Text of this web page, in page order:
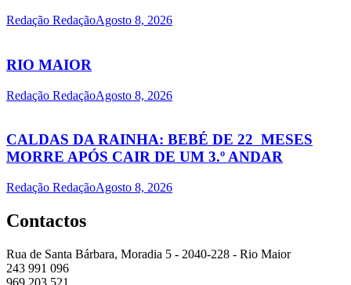
Redação RedaçãoAgosto 8, 2026
RIO MAIOR
Redação RedaçãoAgosto 8, 2026
CALDAS DA RAINHA: BEBÉ DE 22 MESES
MORRE APÓS CAIR DE UM 3.º ANDAR
Redação RedaçãoAgosto 8, 2026
Contactos
Rua de Santa Bárbara, Moradia 5 - 2040-228 - Rio Maior
243 991 096
969 203 521